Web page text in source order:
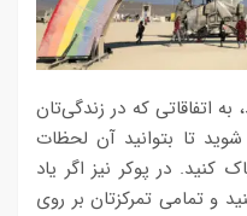
اتفاقاتی که در زندگی‌تان
شوید تا بتوانید آن لحظات
در پوکر نیز اگر یاد
و تمامی تمرکزتان بر روی